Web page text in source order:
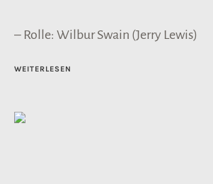
– Rolle: Wilbur Swain (Jerry Lewis)
WEITERLESEN